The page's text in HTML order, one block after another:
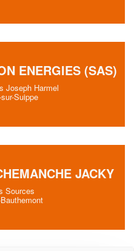
ENERGIES (SAS)
Joseph Harmel
Suippe
JACKY
Sources